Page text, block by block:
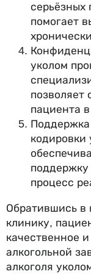
серьёзных
помогает
уколом
позволяет
пациента
кодировки
поддержку
процесс
Обратившись в
клинику,
качественное
алкогольной
алкоголя